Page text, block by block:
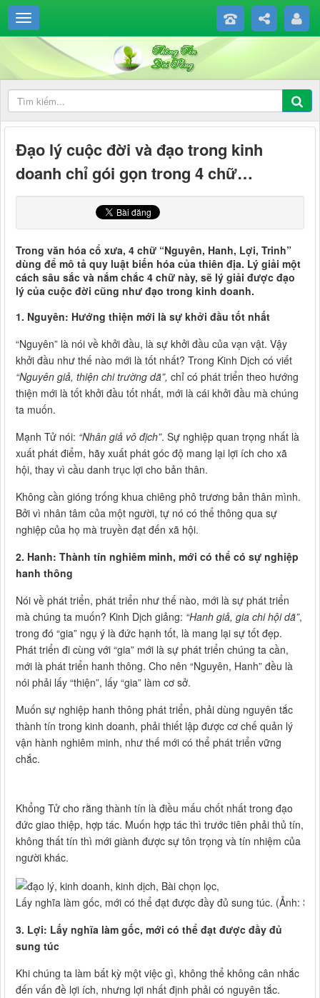
Đạo lý cuộc đời và đạo trong kinh
doanh chỉ gói gọn trong 4 chữ…
Trong văn hóa cổ xưa, 4 chữ “Nguyên, Hanh, Lợi, Trinh”
dùng để mô tả quy luật biến hóa của thiên địa. Lý giải một
cách sâu sắc và nắm chắc 4 chữ này, sẽ lý giải được đạo
lý của cuộc đời cũng như đạo trong kinh doanh.
1. Nguyên: Hướng thiện mới là sự khởi đầu tốt nhất
“Nguyên” là nói về khởi đầu, là sự khởi đầu của vạn vật. Vậy
khởi đầu như thế nào mới là tốt nhất? Trong Kinh Dịch có viết
“Nguyên giả, thiện chi trường dã”, chỉ có phát triển theo hướng
thiện mới là tốt khởi đầu tốt nhất, mới là cái khởi đầu mà chúng
ta muốn.
Mạnh Tử nói: “Nhân giả vô địch”. Sự nghiệp quan trọng nhất là
xuất phát điểm, hãy xuất phát góc độ mang lại lợi ích cho xã
hội, thay vì cầu danh trục lợi cho bản thân.
Không cần gióng trống khua chiêng phô trương bản thân mình.
Bởi vì nhân tâm của một người, tự nó có thể thông qua sự
nghiệp của họ mà truyền đạt đến xã hội.
2. Hanh: Thành tín nghiêm minh, mới có thể có sự nghiệp
hanh thông
Nói về phát triển, phát triển như thế nào, mới là sự phát triển
mà chúng ta muốn? Kinh Dịch giảng: “Hanh giả, gia chi hội dã”,
trong đó “gia” ngụ ý là đức hạnh tốt, là mang lại sự tốt đẹp.
Phát triển đi cùng với “gia” mới là sự phát triển chúng ta cần,
mới là phát triển hanh thông. Cho nên “Nguyên, Hanh” đều là
nói phải lấy “thiện”, lấy “gia” làm cơ sở.
Muốn sự nghiệp hanh thông phát triển, phải dùng nguyên tắc
thành tín trong kinh doanh, phải thiết lập được cơ chế quản lý
vận hành nghiêm minh, như thế mới có thể phát triển vững
chắc.
Khổng Tử cho rằng thành tín là điều mấu chốt nhất trong đạo
đức giao thiệp, hợp tác. Muốn hợp tác thì trước tiên phải thủ tín,
không thất tín thì mới giành được sự tôn trọng và tín nhiệm của
người khác.
Lấy nghĩa làm gốc, mới có thể đạt được đầy đủ sung túc. (Ảnh:
3. Lợi: Lấy nghĩa làm gốc, mới có thể đạt được đầy đủ
sung túc
Khi chúng ta làm bất kỳ một việc gì, không thể không cân nhắc
đến vấn đề lợi ích, nhưng lợi nhất định phải có nguyên tắc.